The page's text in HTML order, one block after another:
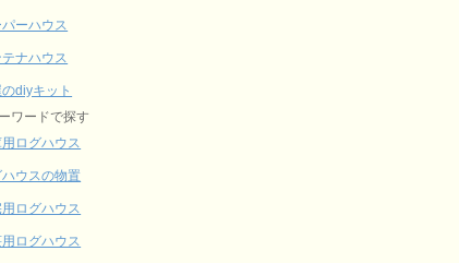
パーハウス
テナハウス
diyキット
ワードで探す
ログハウス
ハウスの物置
用ログハウス
用ログハウス